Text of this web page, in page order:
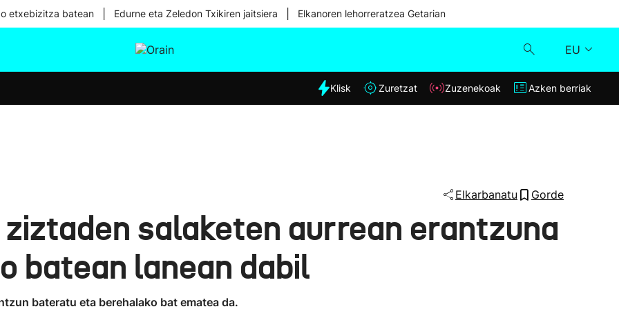
etxebizitza batean Edurne eta Zeledon Txikiren jaitsiera Elkanoren lehorreratzea Getarian
EU
Eguraldia
Klisk
Azken berriak
Klisk Zuretzat Zuzenekoak Azken berriak
Elkarbanatu Gorde
salaketen aurrean erantzuna
batean lanean dabil
bateratu eta berehalako bat ematea da.